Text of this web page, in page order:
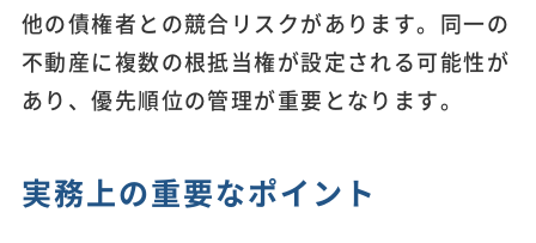
他の債権者との競合リスクがあります。同一の
不動産に複数の根抵当権が設定される可能性が
あり、優先順位の管理が重要となります。
実務上の重要なポイント